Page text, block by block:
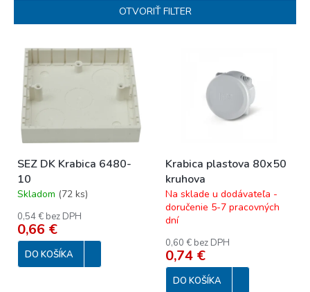
i
o
v
OTVORIŤ FILTER
p
d
u
k
t
o
v
SEZ DK Krabica 6480-
10
Skladom (72 ks)
0,54 € bez DPH
0,66 €
DO KOŠÍKA
Krabica plastova 80x50
kruhova
Na sklade u dodávateľa -
doručenie 5-7 pracovných
dní
0,60 € bez DPH
0,74 €
DO KOŠÍKA